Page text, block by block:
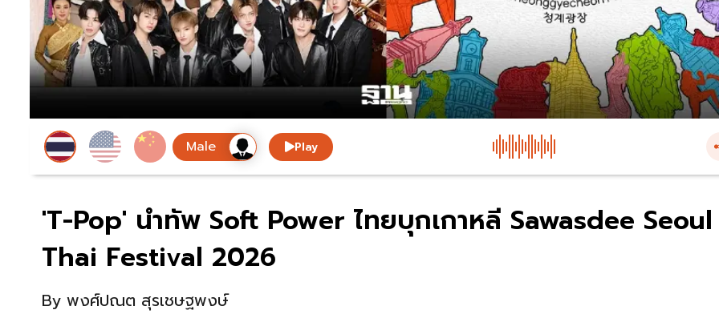
Play
'T-Pop' นำทัพ Soft Power ไทยบุกเกาหลี Sawasdee Seoul
Thai Festival 2026
By พงศ์ปณต สุรเชษฐพงษ์